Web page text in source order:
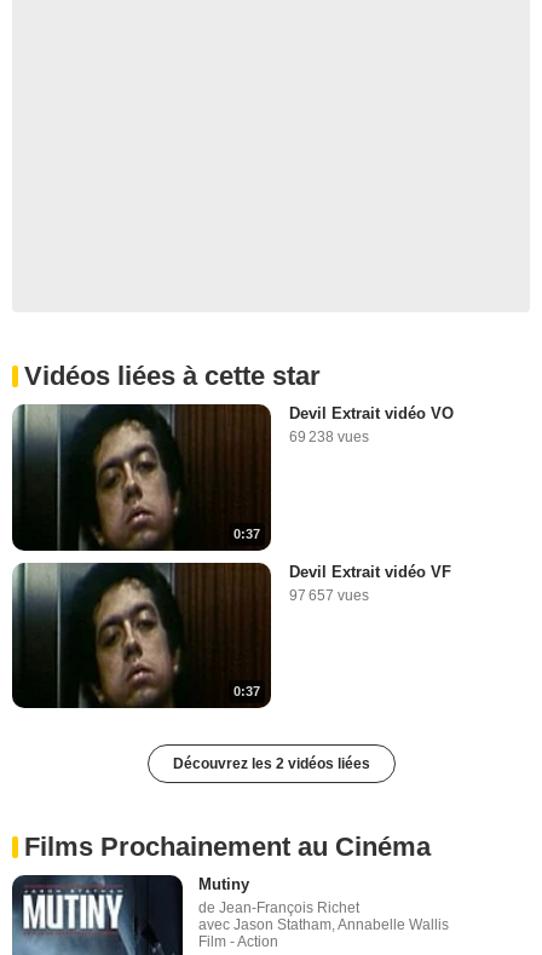
Vidéos liées à cette star
0:37
Devil Extrait vidéo VO
69 238 vues
0:37
Devil Extrait vidéo VF
97 657 vues
Découvrez les 2 vidéos liées
Films Prochainement au Cinéma
Mutiny
de Jean-François Richet
avec Jason Statham, Annabelle Wallis
Film - Action